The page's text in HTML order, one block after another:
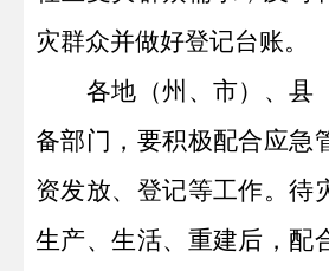
灾群众并做好登记台账。
各地 （州、市）、县
备部门，要积极配合应急
资发放、登记等工作。待
生产、生活、重建后，配